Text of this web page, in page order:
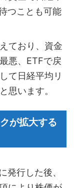
つことも可能
ており、資金
悪、ETFで戻
て日経平均リ
思います。
が拡大する
発行した後、